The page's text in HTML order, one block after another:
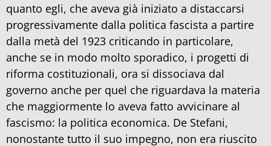
quanto egli, che aveva già iniziato a distaccarsi
progressivamente dalla politica fascista a partire
dalla metà del 1923 criticando in particolare,
anche se in modo molto sporadico, i progetti di
riforma costituzionali, ora si dissociava dal
governo anche per quel che riguardava la materia
che maggiormente lo aveva fatto avvicinare al
fascismo: la politica economica. De Stefani,
nonostante tutto il suo impegno, non era riuscito